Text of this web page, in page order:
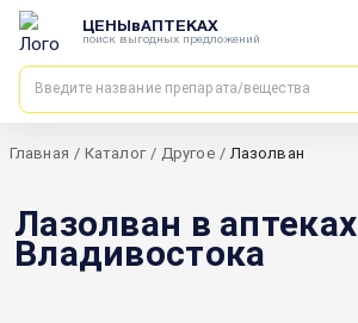
ЦЕНЫвАПТЕКАХ
поиск выгодных предложений
Главная / Каталог / Другое / Лазолван
Лазолван в аптеках
Владивостока